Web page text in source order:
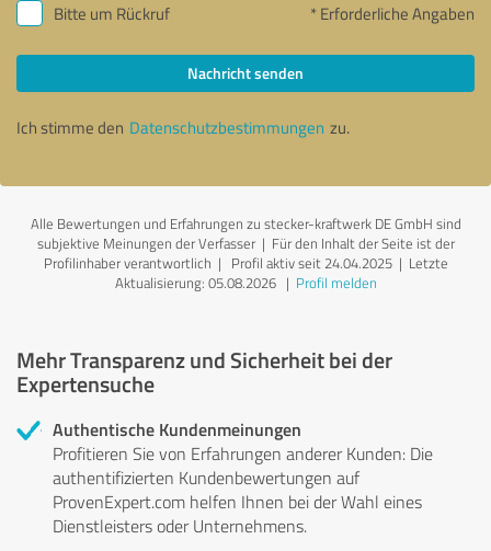
Bitte um Rückruf * Erforderliche Angaben
Nachricht senden
Ich stimme den Datenschutzbestimmungen zu.
Alle Bewertungen und Erfahrungen zu stecker-kraftwerk DE GmbH sind
subjektive Meinungen der Verfasser | Für den Inhalt der Seite ist der
Profilinhaber verantwortlich | Profil aktiv seit 24.04.2025 | Letzte
Aktualisierung: 05.08.2026| Profil melden
Mehr Transparenz und Sicherheit bei der
Expertensuche
Authentische Kundenmeinungen
Profitieren Sie von Erfahrungen anderer Kunden: Die
authentifizierten Kundenbewertungen auf
ProvenExpert.com helfen Ihnen bei der Wahl eines
Dienstleisters oder Unternehmens.